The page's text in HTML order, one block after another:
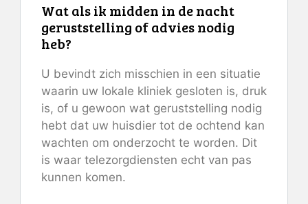
Wat als ik midden in de nacht
geruststelling of advies nodig
heb?
U bevindt zich misschien in een situatie
waarin uw lokale kliniek gesloten is, druk
is, of u gewoon wat geruststelling nodig
hebt dat uw huisdier tot de ochtend kan
wachten om onderzocht te worden. Dit
is waar telezorgdiensten echt van pas
kunnen komen.